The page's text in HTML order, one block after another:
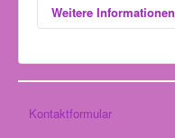
Weitere Informationen
Kontaktformular